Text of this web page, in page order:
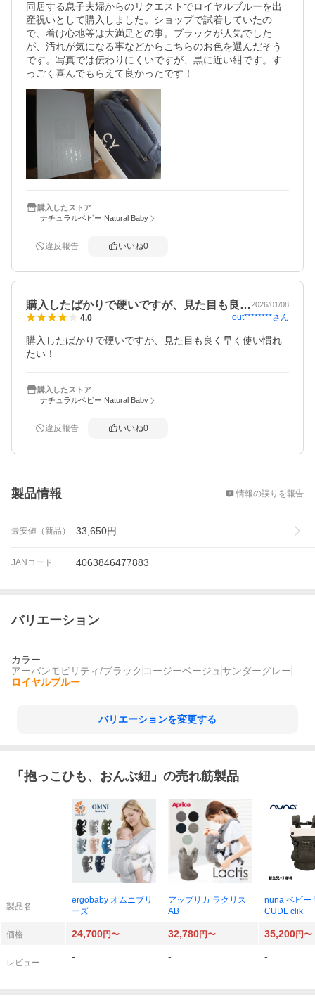
同居する息子夫婦からのリクエストでロイヤルブルーを出
産祝いとして購入しました。ショップで試着していたの
で、着け心地等は大満足との事。ブラックが人気でした
が、汚れが気になる事などからこちらのお色を選んだそう
です。写真では伝わりにくいですが、黒に近い紺です。す
っごく喜んでもらえて良かったです！
購入したストア
ナチュラルベビー Natural Baby
違反報告 いいね0
購入したばかりで硬いですが、見た目も良…2026/01/08
4.0 out********さん
購入したばかりで硬いですが、見た目も良く早く使い慣れ
たい！
購入したストア
ナチュラルベビー Natural Baby
違反報告 いいね0
製品情報 情報の誤りを報告
最安値（新品） 33,650円
JANコード 4063846477883
バリエーション
カラー
アーバンモビリティ/ブラック コージーベージュ サンダーグレー
ロイヤルブルー
バリエーションを変更する
「 抱っこひも、おんぶ紐 」の売れ筋製品
製品名
ergobaby オムニブリ
ーズ
アップリカ ラクリス
AB
nuna ベビー
CUDL clik
価格 24,700円〜 32,780円〜 35,200円〜
レビュー
- - -